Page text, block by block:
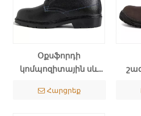
Օքսֆորդի
կոմպոզիտային սև
կոշիկներ 3102
Հարցրեք